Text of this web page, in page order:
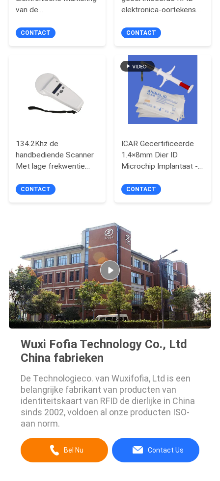
van de
met spuit voor
CONTACT
elektronica-oortekens
vee Geavanceerd
dier-ID-beheersysteem
voor melkkoeien,
schapen, geiten,
varkens en veeteelt
CONTACT
134.2Khz de
handbediende Scanner
Met lage frekwentie
Huisdierenmicrochip
CONTACT
ICAR Gecertificeerde
1.4×8mm Dier ID
Microchip Implantaat -
Tracking Transponder
Huisdier Identificatie En
Veterinair Gebruik
CONTACT
Wuxi Fofia Technology Co., Ltd
China fabrieken
De Technologieco. van Wuxifofia, Ltd is een
belangrijke fabrikant van producten van
identiteitskaart van RFID de dierlijke in China
sinds 2002, voldoen al onze producten ISO-
aan norm.
Bel Nu Contact Us